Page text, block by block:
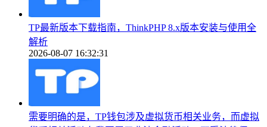
TP最新版本下载指南，ThinkPHP 8.x版本安装与使用全
解析
2026-08-07 16:32:31
需要明确的是，TP钱包涉及虚拟货币相关业务，而虚拟